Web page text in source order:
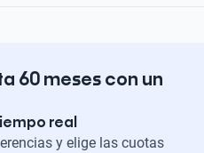
60 meses con un
real
y elige las cuotas